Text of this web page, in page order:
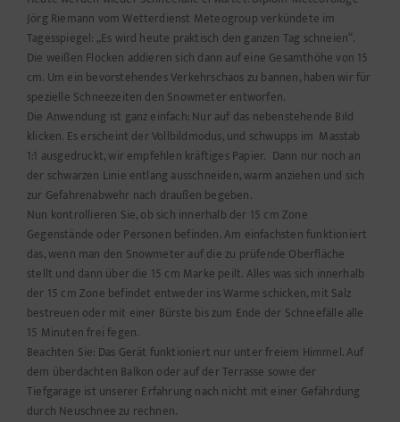
Jörg Riemann vom Wetterdienst Meteogroup verkündete im
Tagesspiegel: „Es wird heute praktisch den ganzen Tag schneien“.
Die weißen Flocken addieren sich dann auf eine Gesamthöhe von 15
cm. Um ein bevorstehendes Verkehrschaos zu bannen, haben wir für
spezielle Schneezeiten den Snowmeter entworfen.
Die Anwendung ist ganz einfach: Nur auf das nebenstehende Bild
klicken. Es erscheint der Vollbildmodus, und schwupps im Masstab
1:1 ausgedruckt, wir empfehlen kräftiges Papier. Dann nur noch an
der schwarzen Linie entlang ausschneiden, warm anziehen und sich
zur Gefahrenabwehr nach draußen begeben.
Nun kontrollieren Sie, ob sich innerhalb der 15 cm Zone
Gegenstände oder Personen befinden. Am einfachsten funktioniert
das, wenn man den Snowmeter auf die zu prüfende Oberfläche
stellt und dann über die 15 cm Marke peilt. Alles was sich innerhalb
der 15 cm Zone befindet entweder ins Warme schicken, mit Salz
bestreuen oder mit einer Bürste bis zum Ende der Schneefälle alle
15 Minuten frei fegen.
Beachten Sie: Das Gerät funktioniert nur unter freiem Himmel. Auf
dem überdachten Balkon oder auf der Terrasse sowie der
Tiefgarage ist unserer Erfahrung nach nicht mit einer Gefährdung
durch Neuschnee zu rechnen.